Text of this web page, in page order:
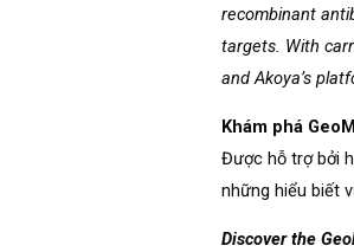
recombinant
targets. With
and Akoya’s
Khám phá
Được hỗ trợ bởi
những hiểu biết
Discover the